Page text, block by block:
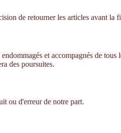
de retourner les articles avant la
et accompagnés de
des poursuites.
ou d'erreur de notre part.